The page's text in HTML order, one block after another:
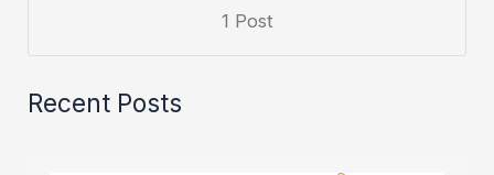
1 Post
Recent Posts